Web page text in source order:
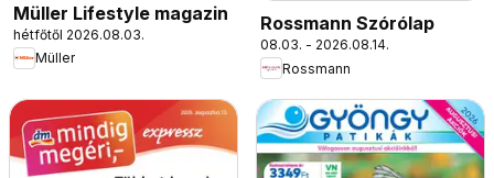
Müller Lifestyle magazin
hétfőtől 2026.08.03.
Müller
Rossmann Szórólap
08.03. - 2026.08.14.
Rossmann